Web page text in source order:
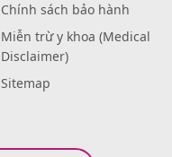
Chính sách bảo hành
Miễn trừ y khoa (Medical
Disclaimer)
Sitemap